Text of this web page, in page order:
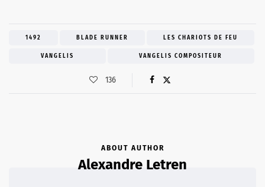
1492 BLADE RUNNER LES CHARIOTS DE FEU
VANGELIS VANGELIS COMPOSITEUR
136
ABOUT AUTHOR
Alexandre Letren